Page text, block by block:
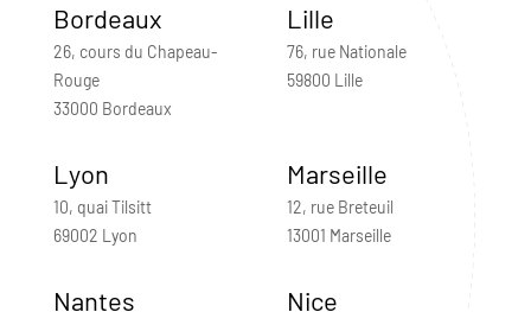
Bordeaux
26, cours du Chapeau-
Rouge
33000 Bordeaux
Lille
76, rue Nationale
59800 Lille
Lyon
10, quai Tilsitt
69002 Lyon
Marseille
12, rue Breteuil
13001 Marseille
Nantes Nice